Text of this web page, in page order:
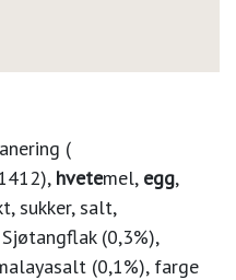
(
hvetemel, egg,
sukker, salt,
(0,3%),
(0,1%), farge